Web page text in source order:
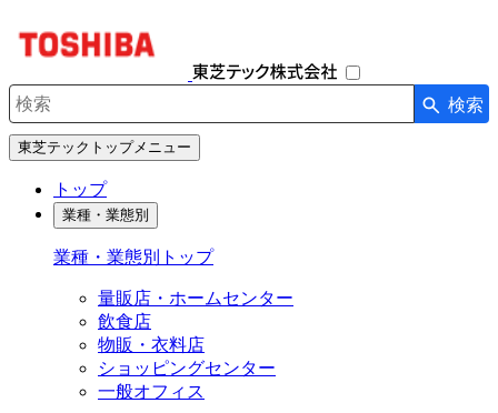
ー
検索キーワード入力 検索
東芝テックトップメニュー
トップ
業種・業態別
業種・業態別トップ
量販店・ホームセンター
飲食店
物販・衣料店
ショッピングセンター
一般オフィス